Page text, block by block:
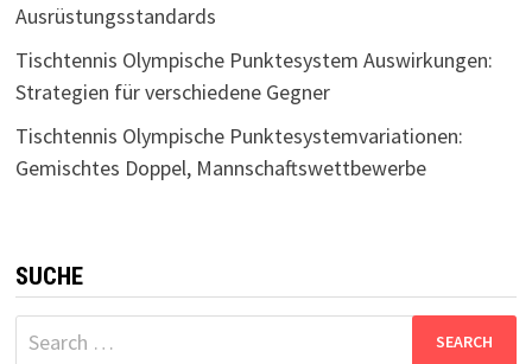
Ausrüstungsstandards
Tischtennis Olympische Punktesystem Auswirkungen:
Strategien für verschiedene Gegner
Tischtennis Olympische Punktesystemvariationen:
Gemischtes Doppel, Mannschaftswettbewerbe
SUCHE
Search